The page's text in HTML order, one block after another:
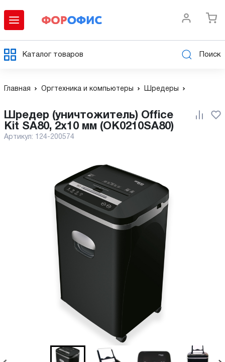
Каталог товаров Поиск
Главная Оргтехника и компьютеры Шредеры
Шредер (уничтожитель) Office
Kit SA80, 2x10 мм (OK0210SA80)
Артикул: 124-200574